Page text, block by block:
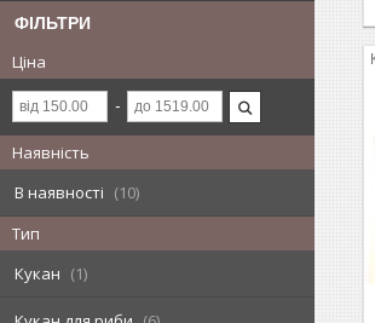
ФІЛЬТРИ
Ціна
Наявність
В наявності
10
Тип
Кукан
1